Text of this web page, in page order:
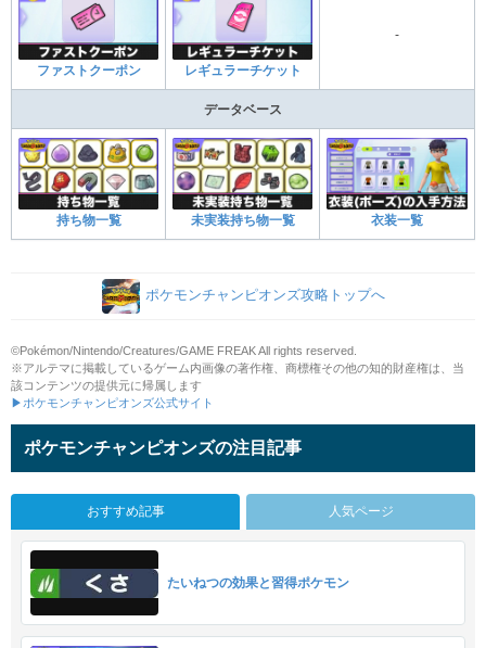
ファストクーポン レギュラーチケット
-
データベース
持ち物一覧 未実装持ち物一覧 衣装一覧
ポケモンチャンピオンズ攻略トップへ
©Pokémon/Nintendo/Creatures/GAME FREAK All rights reserved.
※アルテマに掲載しているゲーム内画像の著作権、商標権その他の知的財産権は、当
該コンテンツの提供元に帰属します
▶ポケモンチャンピオンズ公式サイト
ポケモンチャンピオンズの注目記事
おすすめ記事 人気ページ
たいねつの効果と習得ポケモン